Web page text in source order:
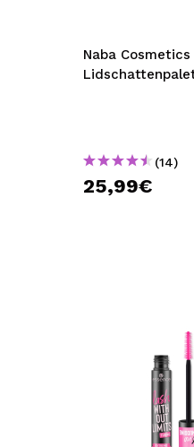
Naba Cosmetics
(14)
25,99€